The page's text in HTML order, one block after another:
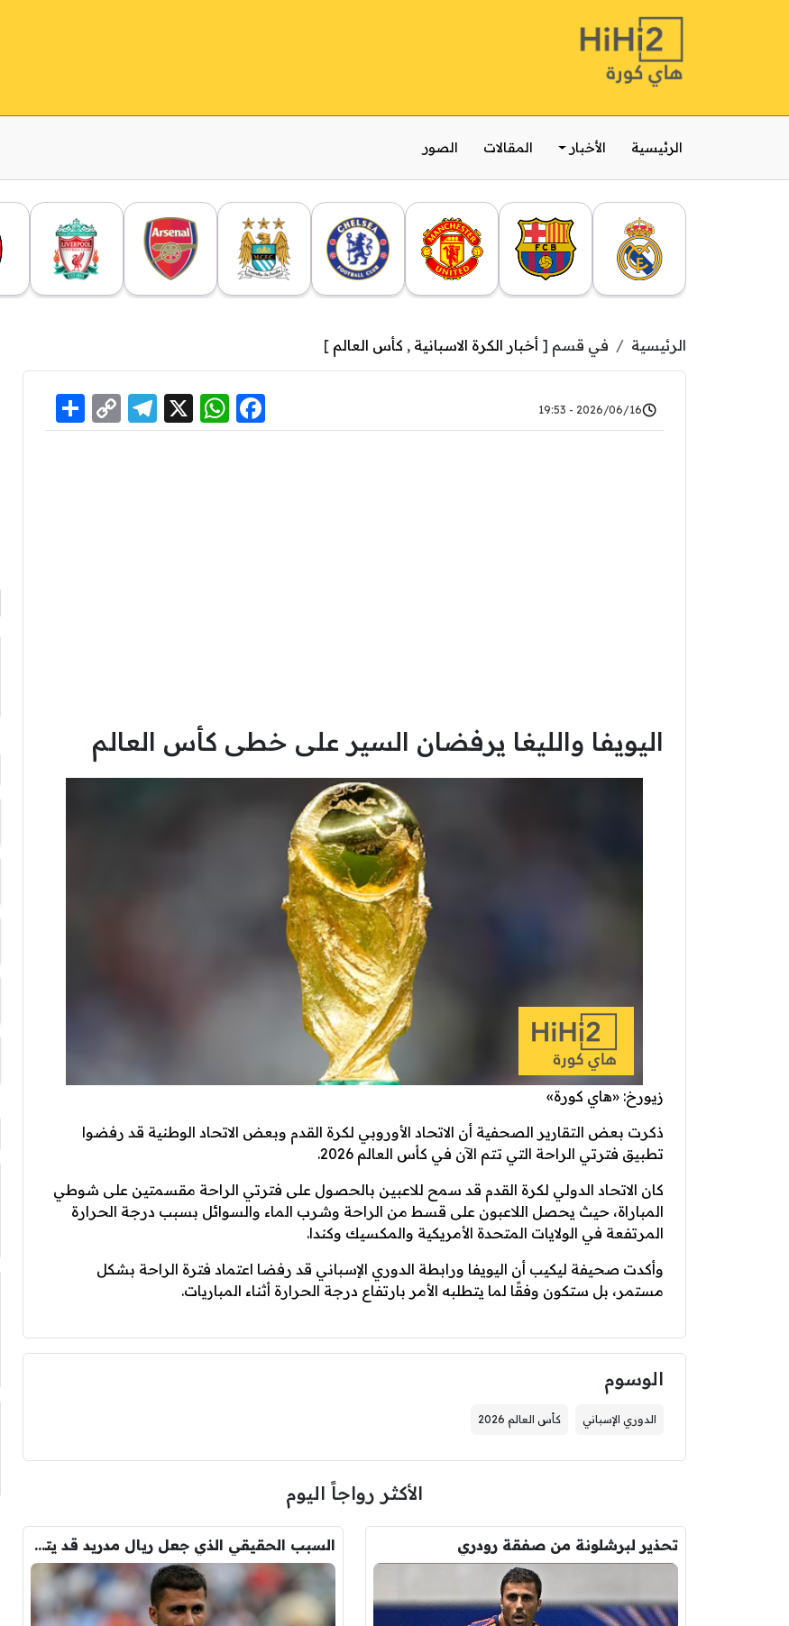
الرئيسية الأخبار المقالات الصور
الرئيسية في قسم [ أخبار الكرة الاسبانية , كأس العالم ]
2026/06/16 - 19:53
Facebook
WhatsApp
X
Telegram
Copy
Link
اليويفا والليغا يرفضان السير على خطى كأس العالم
زيورخ: «هاي كورة»
ذكرت بعض التقارير الصحفية أن الاتحاد الأوروبي لكرة القدم وبعض الاتحاد الوطنية قد رفضوا
تطبيق فترتي الراحة التي تتم الآن في كأس العالم 2026.
كان الاتحاد الدولي لكرة القدم قد سمح للاعبين بالحصول على فترتي الراحة مقسمتين على شوطي
المباراة، حيث يحصل اللاعبون على قسط من الراحة وشرب الماء والسوائل بسبب درجة الحرارة
المرتفعة في الولايات المتحدة الأمريكية والمكسيك وكندا.
وأكدت صحيفة ليكيب أن اليويفا ورابطة الدوري الإسباني قد رفضا اعتماد فترة الراحة بشكل
مستمر، بل ستكون وفقًا لما يتطلبه الأمر بارتفاع درجة الحرارة أثناء المباريات.
الوسوم
الدوري الإسباني كأس العالم 2026
الأكثر رواجاً اليوم
تحذير لبرشلونة من صفقة رودري السبب الحقيقي الذي جعل ريال مدريد قد يتنازل لبرشلونة عن رودري